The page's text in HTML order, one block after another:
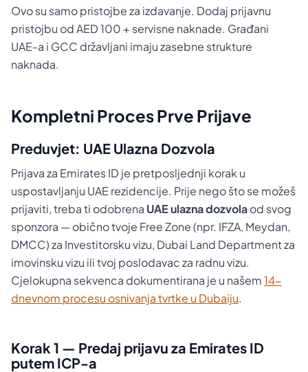
Ovo su samo pristojbe za izdavanje. Dodaj prijavnu
pristojbu od AED 100 + servisne naknade. Građani
UAE-a i GCC državljani imaju zasebne strukture
naknada.
Kompletni Proces Prve Prijave
Preduvjet: UAE Ulazna Dozvola
Prijava za Emirates ID je pretposljednji korak u
uspostavljanju UAE rezidencije. Prije nego što se možeš
prijaviti, treba ti odobrena UAE ulazna dozvolaod svog
sponzora — obično tvoje Free Zone (npr. IFZA, Meydan,
DMCC) za Investitorsku vizu, Dubai Land Department za
imovinsku vizu ili tvoj poslodavac za radnu vizu.
Cjelokupna sekvenca dokumentirana je u našem14-
dnevnom procesu osnivanja tvrtke u Dubaiju.
Korak 1 — Predaj prijavu za Emirates ID
putem ICP-a